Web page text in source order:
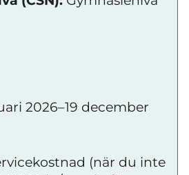
2026–19 december
(när du inte